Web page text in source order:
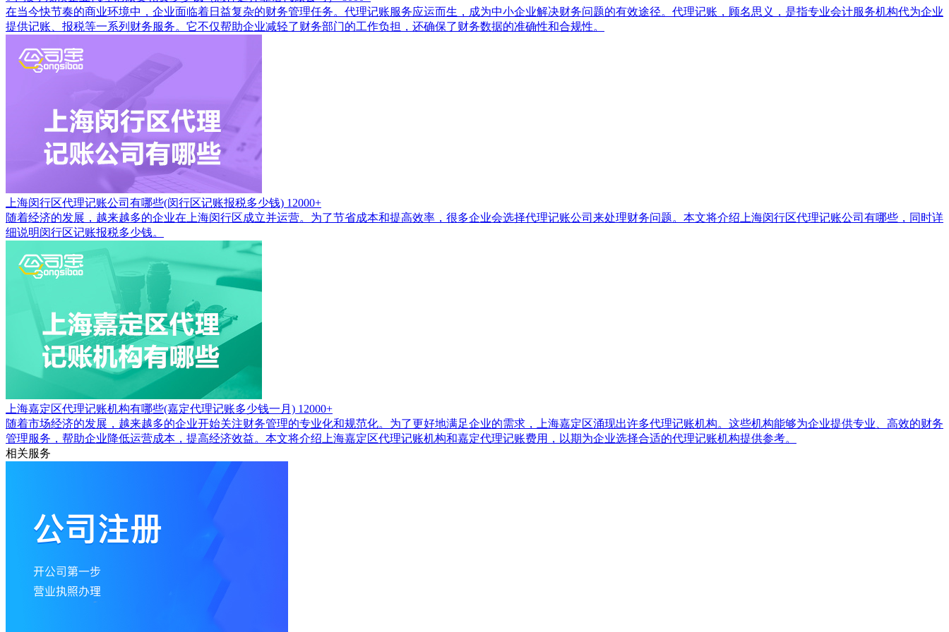
在当今快节奏的商业环境中，企业面临着日益复杂的财务管理任务。代理记账服务应运而生，成为中小企业解决财务问题的有效途径。代理记账，顾名思义，是指专业会计服务机构代为企业
提供记账、报税等一系列财务服务。它不仅帮助企业减轻了财务部门的工作负担，还确保了财务数据的准确性和合规性。
上海闵行区代理记账公司有哪些(闵行区记账报税多少钱) 12000+
随着经济的发展，越来越多的企业在上海闵行区成立并运营。为了节省成本和提高效率，很多企业会选择代理记账公司来处理财务问题。本文将介绍上海闵行区代理记账公司有哪些，同时详
细说明闵行区记账报税多少钱。
上海嘉定区代理记账机构有哪些(嘉定代理记账多少钱一月) 12000+
随着市场经济的发展，越来越多的企业开始关注财务管理的专业化和规范化。为了更好地满足企业的需求，上海嘉定区涌现出许多代理记账机构。这些机构能够为企业提供专业、高效的财务
管理服务，帮助企业降低运营成本，提高经济效益。本文将介绍上海嘉定区代理记账机构和嘉定代理记账费用，以期为企业选择合适的代理记账机构提供参考。
相关服务